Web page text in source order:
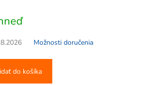
Možnosti doručenia
do košíka